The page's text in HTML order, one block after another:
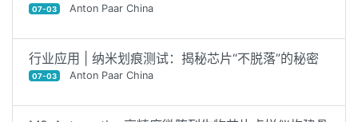
07-03 Anton Paar China
行业应用 | 纳米划痕测试：揭秘芯片“不脱落”的秘密
07-03 Anton Paar China